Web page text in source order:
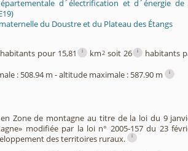
d´électrification et d´énergie de
du Doustre et du Plateau des Étangs
pour 15,81 i km2 soit 26 i habitants
: 508.94 m - altitude maximale : 587.90 m i
en Zone de montagne au titre de la loi du 9
modifiée par la loi n° 2005-157 du 23
des territoires ruraux.
i